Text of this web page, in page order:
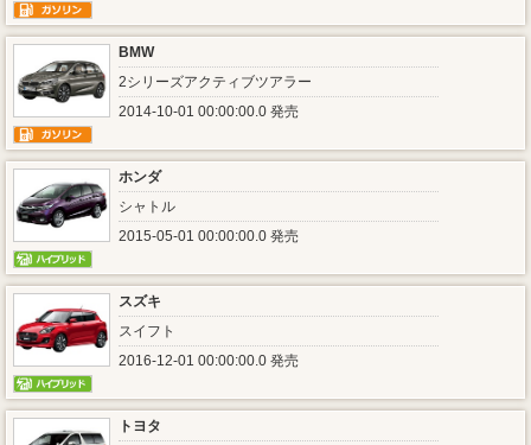
BMW
2シリーズアクティブツアラー
2014-10-01 00:00:00.0 発売
ホンダ
シャトル
2015-05-01 00:00:00.0 発売
スズキ
スイフト
2016-12-01 00:00:00.0 発売
トヨタ